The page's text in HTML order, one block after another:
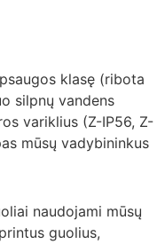
klasę (ribota
silpnų vandens
variklius (Z-IP56, Z-
mūsų vadybininkus
naudojami mūsų
guolius,